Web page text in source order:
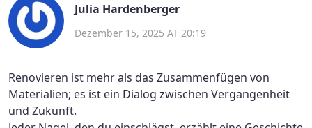
Julia Hardenberger
Dezember 15, 2025 AT 20:19
Renovieren ist mehr als das Zusammenfügen von
Materialien; es ist ein Dialog zwischen Vergangenheit
und Zukunft.